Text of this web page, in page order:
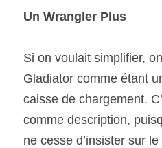
Un Wrangler Plus
Si on voulait simplifier,
Gladiator comme étant
caisse de chargement.
comme description,
ne cesse d’insister sur